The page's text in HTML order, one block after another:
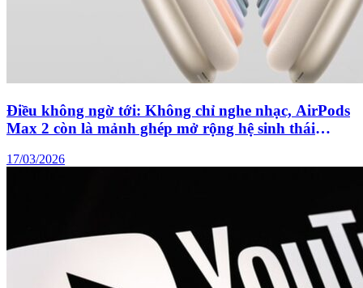
Điều không ngờ tới: Không chỉ nghe nhạc, AirPods
Max 2 còn là mảnh ghép mở rộng hệ sinh thái
17/03/2026